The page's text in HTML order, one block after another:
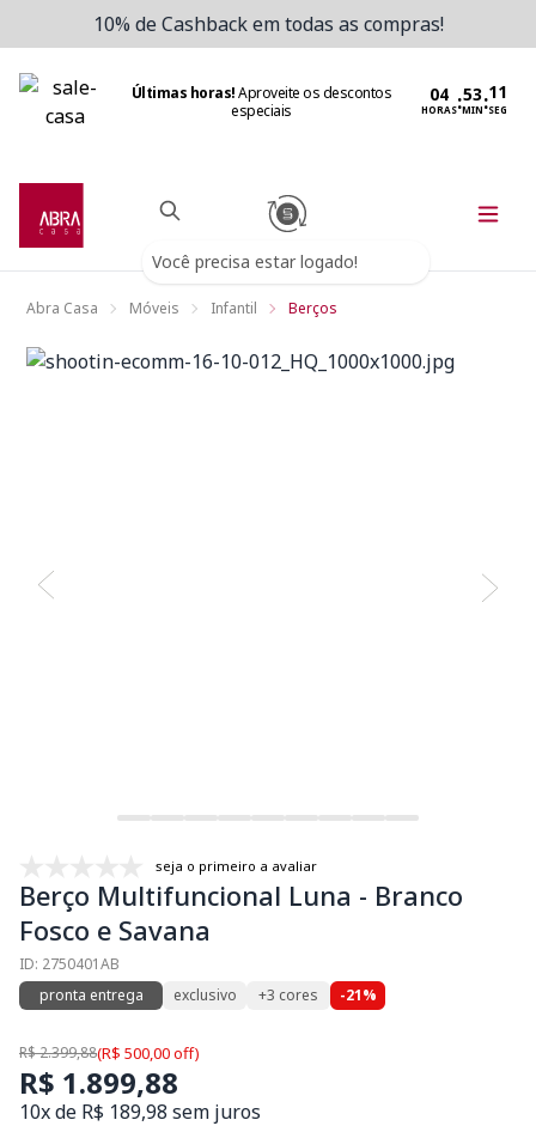
10% de Cashback em todas as compras!
Últimas horas!Aproveite os descontos
especiais
HORAS:MIN:SEG
Você precisa estar logado!
Abra Casa Móveis Infantil Berços
seja o primeiro a avaliar
Berço Multifuncional Luna - Branco
Fosco e Savana
ID: 2750401AB
pronta entrega
exclusivo +3 cores -21%
R$ 2.399,88(R$ 500,00 off)
R$ 1.899,88
10x de R$ 189,98 sem juros